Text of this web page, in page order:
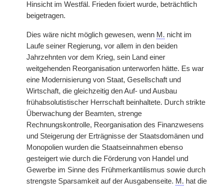
Hinsicht im Westfäl. Frieden fixiert wurde, beträchtlich
beigetragen.
Dies wäre nicht möglich gewesen, wenn M. nicht im
Laufe seiner Regierung, vor allem in den beiden
Jahrzehnten vor dem Krieg, sein Land einer
weitgehenden Reorganisation unterworfen hätte. Es war
eine Modernisierung von Staat, Gesellschaft und
Wirtschaft, die gleichzeitig den Auf- und Ausbau
frühabsolutistischer Herrschaft beinhaltete. Durch strikte
Überwachung der Beamten, strenge
Rechnungskontrolle, Reorganisation des Finanzwesens
und Steigerung der Erträgnisse der Staatsdomänen und
Monopolien wurden die Staatseinnahmen ebenso
gesteigert wie durch die Förderung von Handel und
Gewerbe im Sinne des Frühmerkantilismus sowie durch
strengste Sparsamkeit auf der Ausgabenseite. M. hat die